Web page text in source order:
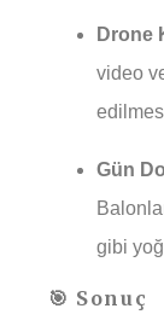
Drone
video
Gün
gibi
🎯 Sonuç